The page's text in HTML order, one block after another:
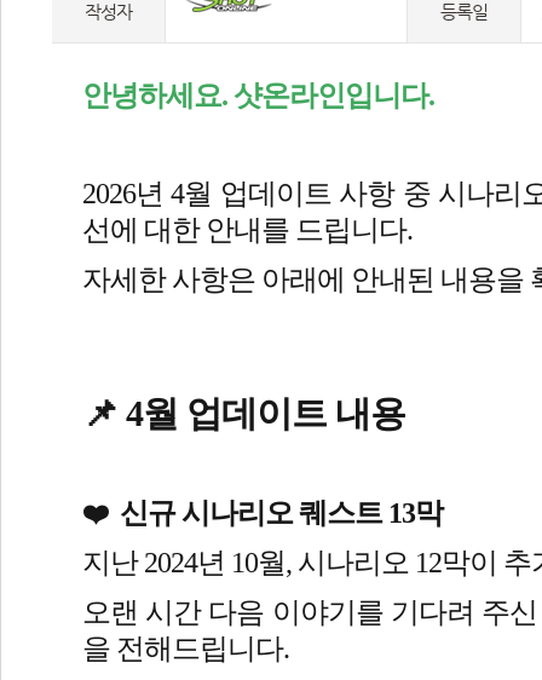
작성자 등록일
안녕하세요. 샷온라인입니다.
2026년 4월 업데이트 사항 중 시나리
선에 대한 안내를 드립니다.
자세한 사항은 아래에 안내된 내용을
📌 4월 업데이트 내용
❤️ 신규 시나리오 퀘스트 13막
지난 2024년 10월, 시나리오 12막이
오랜 시간 다음 이야기를 기다려 주
을 전해드립니다.